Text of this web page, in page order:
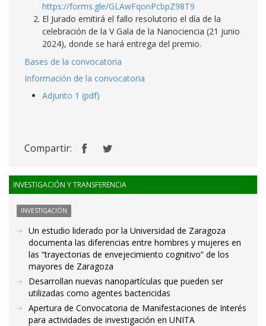
https://forms.gle/GLAwFqonPcbpZ98T9
El Jurado emitirá el fallo resolutorio el día de la
celebración de la V Gala de la Nanociencia (21 junio
2024), donde se hará entrega del premio.
Bases de la convocatoria
Información de la convocatoria
Adjunto 1 (pdf)
Compartir:
INVESTIGACIÓN Y TRANSFERENCIA
INVESTIGACIÓN
Un estudio liderado por la Universidad de Zaragoza
documenta las diferencias entre hombres y mujeres en
las “trayectorias de envejecimiento cognitivo” de los
mayores de Zaragoza
Desarrollan nuevas nanopartículas que pueden ser
utilizadas como agentes bactericidas
Apertura de Convocatoria de Manifestaciones de Interés
para actividades de investigación en UNITA